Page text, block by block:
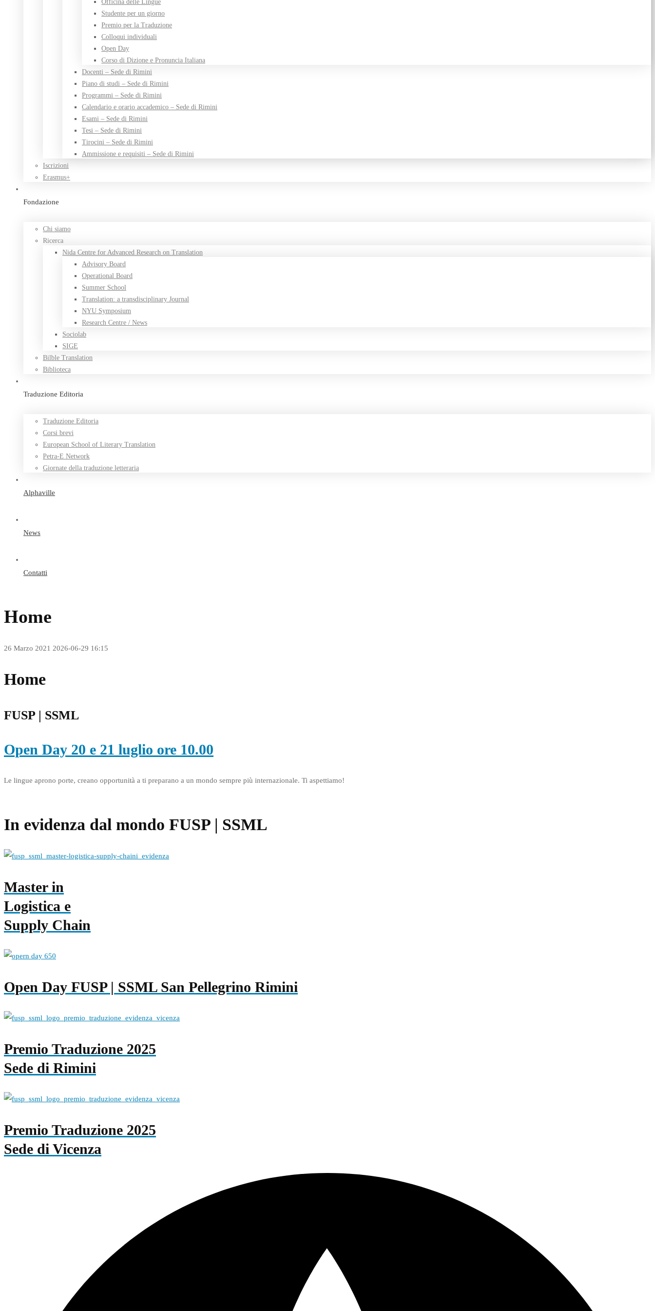
Officina delle Lingue
Studente per un giorno
Premio per la Traduzione
Colloqui individuali
Open Day
Corso di Dizione e Pronuncia Italiana
Docenti – Sede di Rimini
Piano di studi – Sede di Rimini
Programmi – Sede di Rimini
Calendario e orario accademico – Sede di Rimini
Esami – Sede di Rimini
Tesi – Sede di Rimini
Tirocini – Sede di Rimini
Ammissione e requisiti – Sede di Rimini
Iscrizioni
Erasmus+
Fondazione
Chi siamo
Ricerca
Nida Centre for Advanced Research on Translation
Advisory Board
Operational Board
Summer School
Translation: a transdisciplinary Journal
NYU Symposium
Research Centre / News
Sociolab
SIGE
Bilble Translation
Biblioteca
Traduzione Editoria
Traduzione Editoria
Corsi brevi
European School of Literary Translation
Petra-E Network
Giornate della traduzione letteraria
Alphaville
News
Contatti
Home
26 Marzo 2021 2026-06-29 16:15
Home
FUSP | SSML
Open Day 20 e 21 luglio ore 10.00
Le lingue aprono porte, creano opportunità a ti preparano a un mondo sempre più internazionale. Ti aspettiamo!
In evidenza dal mondo FUSP | SSML
Master in
Logistica e
Supply Chain
Open Day FUSP | SSML San Pellegrino Rimini
Premio Traduzione 2025
Sede di Rimini
Premio Traduzione 2025
Sede di Vicenza